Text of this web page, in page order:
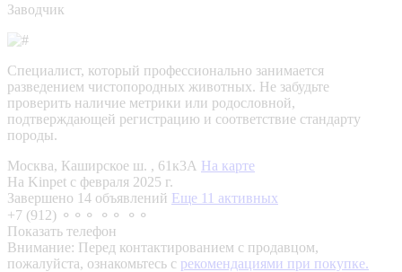
Заводчик
Специалист, который профессионально занимается
разведением чистопородных животных. Не забудьте
проверить наличие метрики или родословной,
подтверждающей регистрацию и соответствие стандарту
породы.
Москва, Каширское ш. , 61к3А На карте
На Kinpet c февраля 2025 г.
Завершено 14 объявлений Еще 11 активных
+7 (912) ⚬⚬⚬ ⚬⚬ ⚬⚬
Показать телефон
Внимание: Перед контактированием с продавцом,
пожалуйста, ознакомьтесь с рекомендациями при покупке.